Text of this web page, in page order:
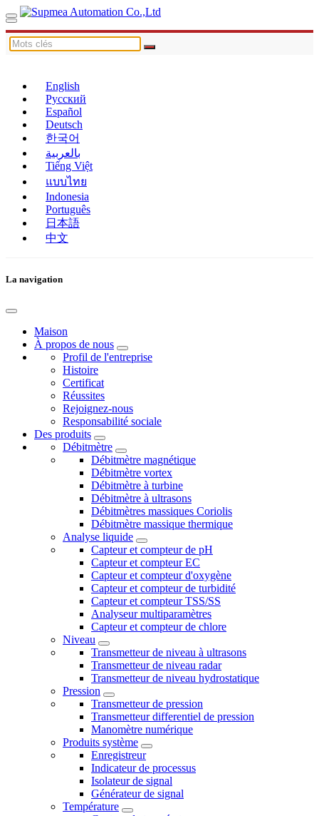
English
Русский
Español
Deutsch
한국어
بالعربية
Tiếng Việt
แบบไทย
Indonesia
Português
日本語
中文
La navigation
Maison
À propos de nous
Profil de l'entreprise
Histoire
Certificat
Réussites
Rejoignez-nous
Responsabilité sociale
Des produits
Débitmètre
Débitmètre magnétique
Débitmètre vortex
Débitmètre à turbine
Débitmètre à ultrasons
Débitmètres massiques Coriolis
Débitmètre massique thermique
Analyse liquide
Capteur et compteur de pH
Capteur et compteur EC
Capteur et compteur d'oxygène
Capteur et compteur de turbidité
Capteur et compteur TSS/SS
Analyseur multiparamètres
Capteur et compteur de chlore
Niveau
Transmetteur de niveau à ultrasons
Transmetteur de niveau radar
Transmetteur de niveau hydrostatique
Pression
Transmetteur de pression
Transmetteur differentiel de pression
Manomètre numérique
Produits système
Enregistreur
Indicateur de processus
Isolateur de signal
Générateur de signal
Température